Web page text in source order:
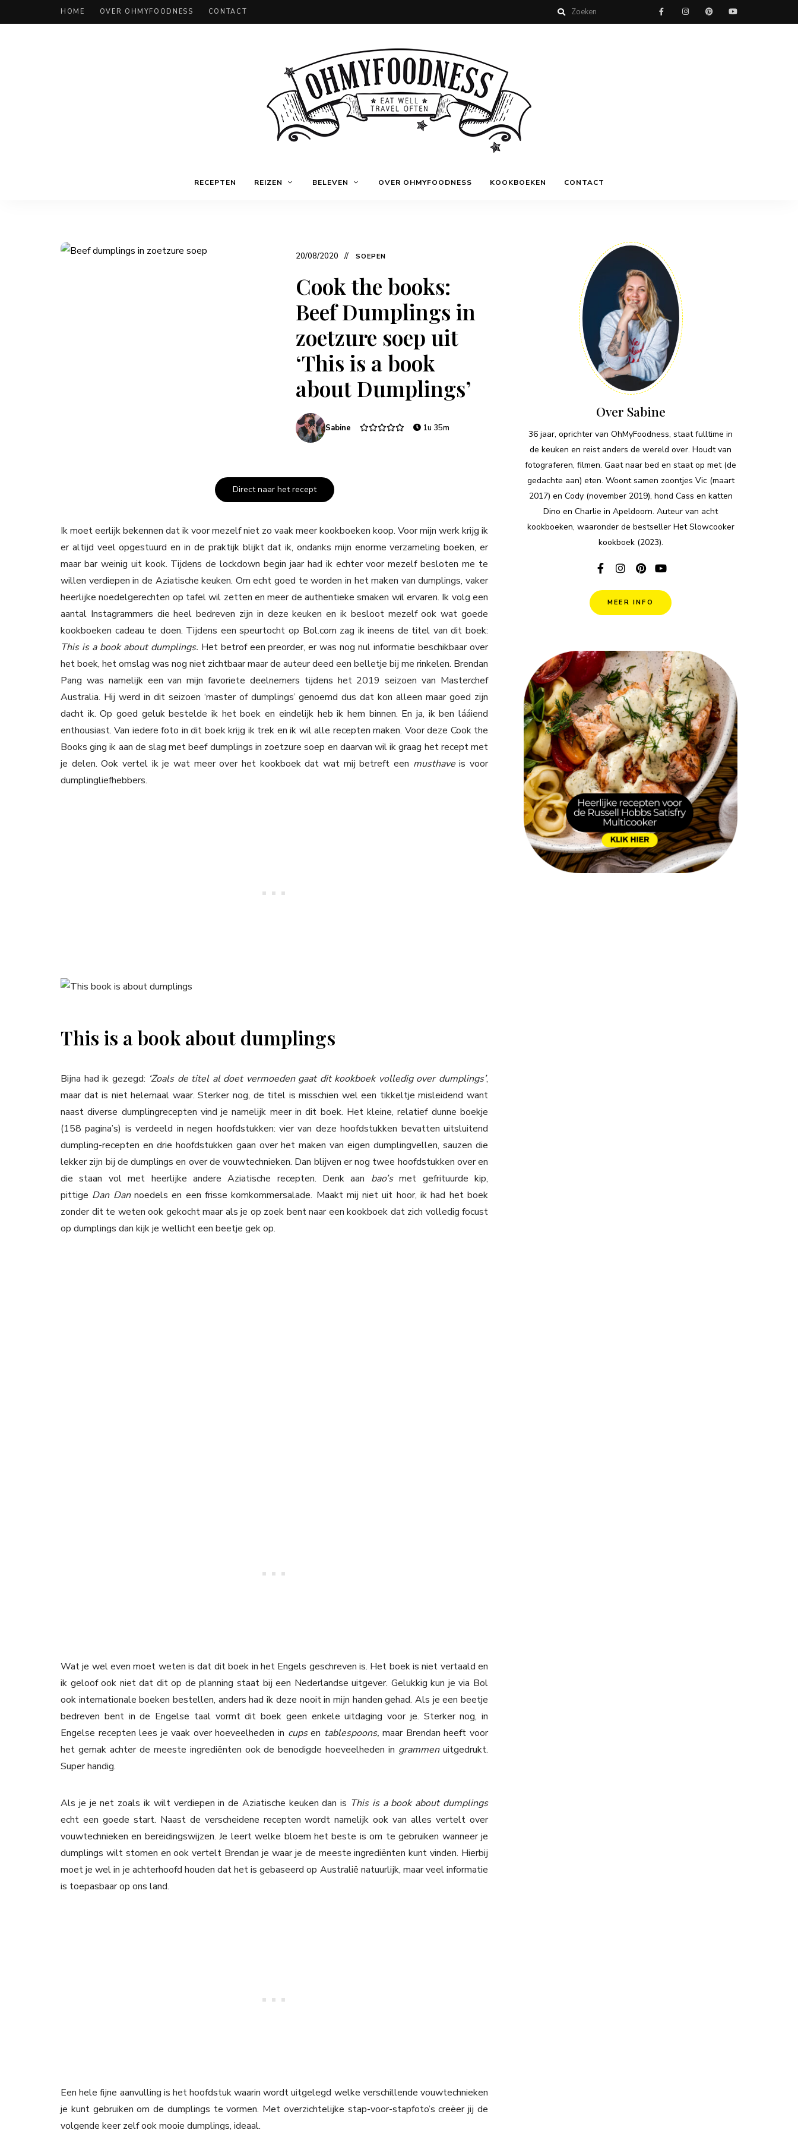
HOME OVER OHMYFOODNESS CONTACT
OhMyFoodness
well
Travel
RECEPTEN REIZEN BELEVEN OVER OHMYFOODNESS KOOKBOEKEN CONTACT
20/08/2020 SOEPEN
Cook the books:
Beef Dumplings in
zoetzure soep uit
‘This is a book
about Dumplings’
Sabine 1u 35m
Direct naar het recept
Ik moet eerlijk bekennen dat ik voor mezelf niet zo vaak meer kookboeken koop. Voor mijn werk krijg ik
er altijd veel opgestuurd en in de praktijk blijkt dat ik, ondanks mijn enorme verzameling boeken, er
maar bar weinig uit kook. Tijdens de lockdown begin jaar had ik echter voor mezelf besloten me te
willen verdiepen in de Aziatische keuken. Om echt goed te worden in het maken van dumplings, vaker
heerlijke noedelgerechten op tafel wil zetten en meer de authentieke smaken wil ervaren. Ik volg een
aantal Instagrammers die heel bedreven zijn in deze keuken en ik besloot mezelf ook wat goede
kookboeken cadeau te doen. Tijdens een speurtocht op Bol.com zag ik ineens de titel van dit boek:
This is a book about dumplings. Het betrof een preorder, er was nog nul informatie beschikbaar over
het boek, het omslag was nog niet zichtbaar maar de auteur deed een belletje bij me rinkelen. Brendan
Pang was namelijk een van mijn favoriete deelnemers tijdens het 2019 seizoen van Masterchef
Australia. Hij werd in dit seizoen ‘master of dumplings’ genoemd dus dat kon alleen maar goed zijn
dacht ik. Op goed geluk bestelde ik het boek en eindelijk heb ik hem binnen. En ja, ik ben lááiend
enthousiast. Van iedere foto in dit boek krijg ik trek en ik wil alle recepten maken. Voor deze Cook the
Books ging ik aan de slag met beef dumplings in zoetzure soep en daarvan wil ik graag het recept met
je delen. Ook vertel ik je wat meer over het kookboek dat wat mij betreft een musthaveis voor
dumplingliefhebbers.
This is a book about dumplings
Bijna had ik gezegd: ‘Zoals de titel al doet vermoeden gaat dit kookboek volledig over dumplings’,
maar dat is niet helemaal waar. Sterker nog, de titel is misschien wel een tikkeltje misleidend want
naast diverse dumplingrecepten vind je namelijk meer in dit boek. Het kleine, relatief dunne boekje
(158 pagina’s) is verdeeld in negen hoofdstukken: vier van deze hoofdstukken bevatten uitsluitend
dumpling-recepten en drie hoofdstukken gaan over het maken van eigen dumplingvellen, sauzen die
lekker zijn bij de dumplings en over de vouwtechnieken. Dan blijven er nog twee hoofdstukken over en
die staan vol met heerlijke andere Aziatische recepten. Denk aan bao’smet gefrituurde kip,
pittige Dan Dan noedels en een frisse komkommersalade. Maakt mij niet uit hoor, ik had het boek
zonder dit te weten ook gekocht maar als je op zoek bent naar een kookboek dat zich volledig focust
op dumplings dan kijk je wellicht een beetje gek op.
Wat je wel even moet weten is dat dit boek in het Engels geschreven is. Het boek is niet vertaald en
ik geloof ook niet dat dit op de planning staat bij een Nederlandse uitgever. Gelukkig kun je via Bol
ook internationale boeken bestellen, anders had ik deze nooit in mijn handen gehad. Als je een beetje
bedreven bent in de Engelse taal vormt dit boek geen enkele uitdaging voor je. Sterker nog, in
Engelse recepten lees je vaak over hoeveelheden in cupsen tablespoons,maar Brendan heeft voor
het gemak achter de meeste ingrediënten ook de benodigde hoeveelheden in grammenuitgedrukt.
Super handig.
Als je je net zoals ik wilt verdiepen in de Aziatische keuken dan is This is a book about dumplings
echt een goede start. Naast de verscheidene recepten wordt namelijk ook van alles vertelt over
vouwtechnieken en bereidingswijzen. Je leert welke bloem het beste is om te gebruiken wanneer je
dumplings wilt stomen en ook vertelt Brendan je waar je de meeste ingrediënten kunt vinden. Hierbij
moet je wel in je achterhoofd houden dat het is gebaseerd op Australië natuurlijk, maar veel informatie
is toepasbaar op ons land.
Een hele fijne aanvulling is het hoofdstuk waarin wordt uitgelegd welke verschillende vouwtechnieken
je kunt gebruiken om de dumplings te vormen. Met overzichtelijke stap-voor-stapfoto’s creëer jij de
volgende keer zelf ook mooie dumplings, ideaal.
Over Sabine
36 jaar, oprichter van OhMyFoodness, staat fulltime in
de keuken en reist anders de wereld over. Houdt van
fotograferen, filmen. Gaat naar bed en staat op met (de
gedachte aan) eten. Woont samen zoontjes Vic (maart
2017) en Cody (november 2019), hond Cass en katten
Dino en Charlie in Apeldoorn. Auteur van acht
kookboeken, waaronder de bestseller Het Slowcooker
kookboek (2023).
MEER INFO